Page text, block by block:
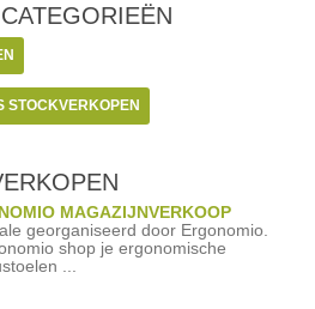
CATEGORIEËN
STOCKVERKOPEN
MAGAZIJNVERKOOP
georganiseerd door Ergonomio.
shop je ergonomische
...